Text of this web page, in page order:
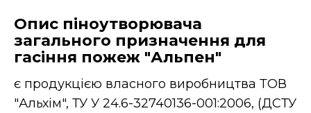
Опис піноутворювача
загального призначення для
гасіння пожеж "Альпен"
є продукцією власного виробництва ТОВ
"Альхім", ТУ У 24.6-32740136-001:2006, (ДСТУ